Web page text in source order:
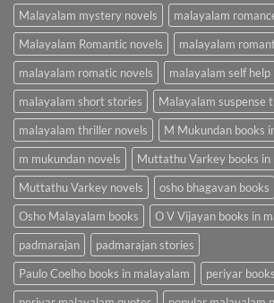
Malayalam mystery novels
malayalam
Malayalam Romantic novels
malayalam
malayalam romatic novels
malayalam self help
malayalam short stories
Malayalam suspense
malayalam thriller novels
M Mukundan books
m mukundan novels
Muttathu Varkey books in
Muttathu Varkey novels
osho bhagavan books
Osho Malayalam books
O V Vijayan books in
padmarajan
padmarajan stories
Paulo Coelho books in malayalam
periyar